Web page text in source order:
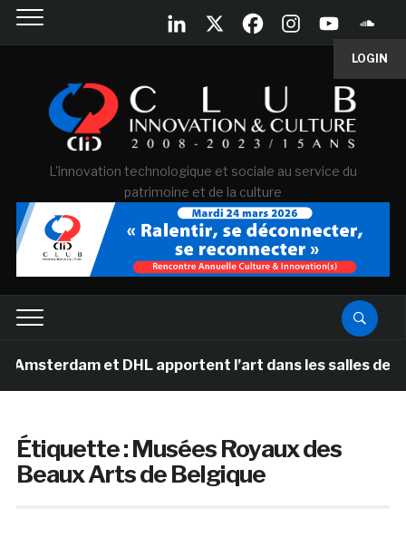
LOGIN
L'innovation technologique et sociale au service du
patrimoine et de la culture
et DHL apportent l’art dans les salles de
Étiquette :Musées Royaux des
Beaux Arts de Belgique